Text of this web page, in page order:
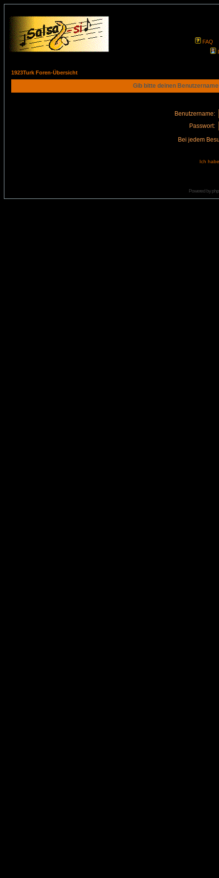
FAQ
1923Turk Foren-Übersicht
Gib bitte deinen
Benutzername:
Passwort:
Bei jedem
Ich
Powered by